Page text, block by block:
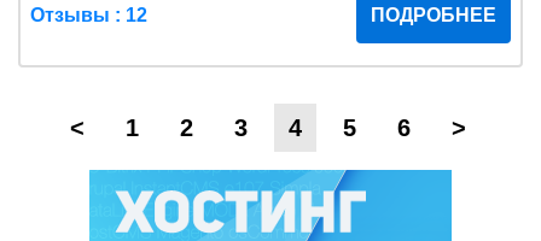
Отзывы : 12 ПОДРОБНЕЕ
< 1 2 3 4 5 6 >